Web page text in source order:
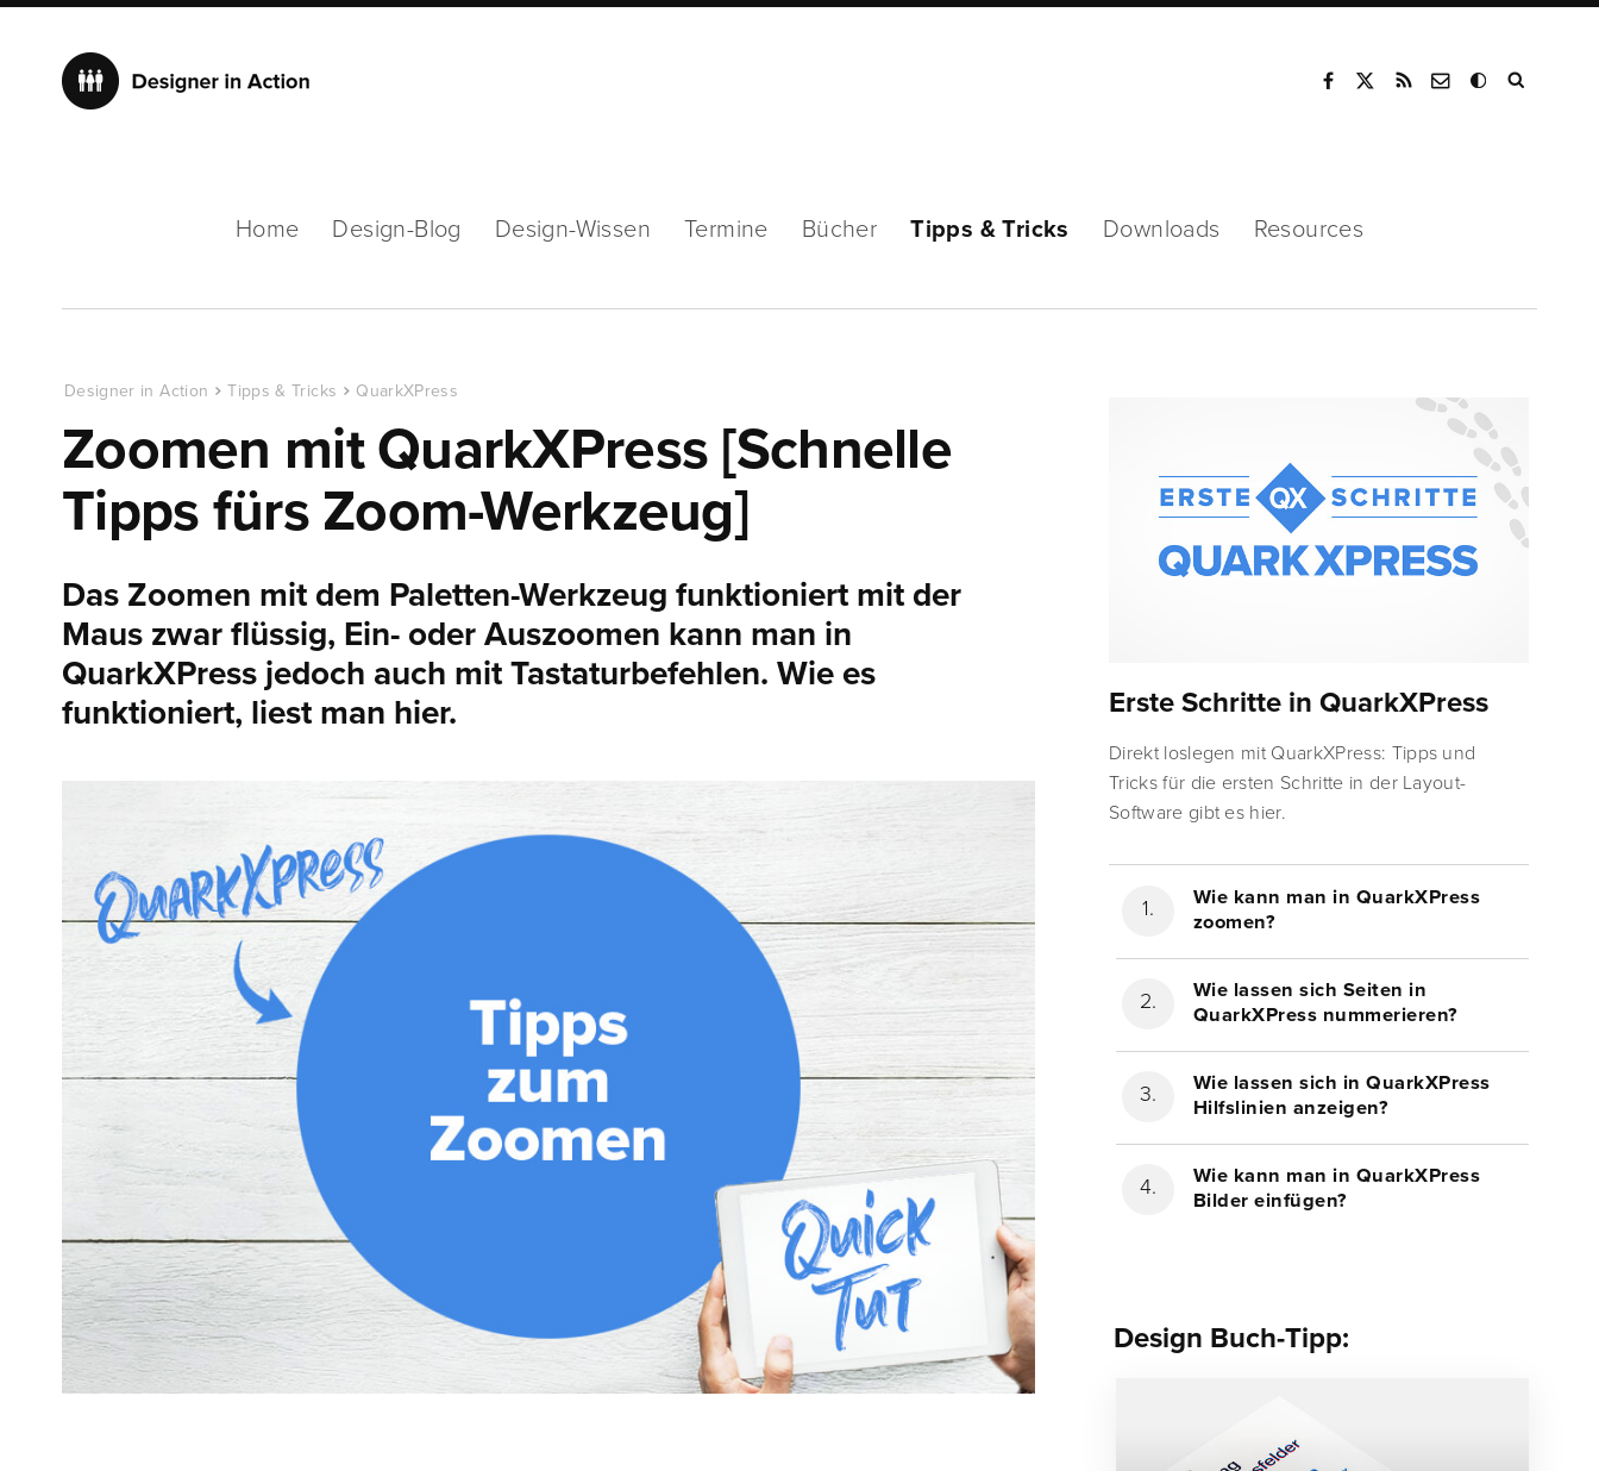
Home Design-Blog Design-Wissen Termine Bücher Tipps & Tricks Downloads Resources
Designer in Action Tipps & Tricks QuarkXPress
Zoomen mit QuarkXPress [Schnelle
Tipps fürs Zoom-Werkzeug]
Das Zoomen mit dem Paletten-Werkzeug funktioniert mit der
Maus zwar flüssig, Ein- oder Auszoomen kann man in
QuarkXPress jedoch auch mit Tastaturbefehlen. Wie es
funktioniert, liest man hier.
Erste Schritte in QuarkXPress
Direkt loslegen mit QuarkXPress: Tipps und
Tricks für die ersten Schritte in der Layout-
Software gibt es hier.
Wie kann man in QuarkXPress
zoomen?
Wie lassen sich Seiten in
QuarkXPress nummerieren?
Wie lassen sich in QuarkXPress
Hilfslinien anzeigen?
Wie kann man in QuarkXPress
Bilder einfügen?
Design Buch-Tipp: